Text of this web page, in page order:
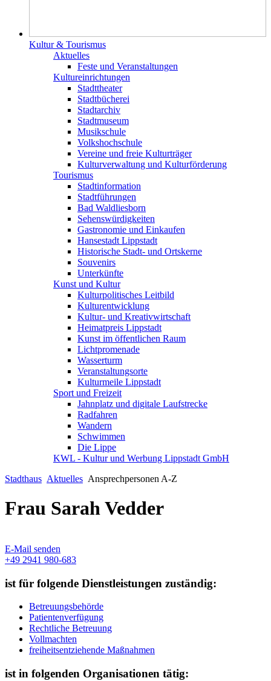
Kultur & Tourismus
Aktuelles
Feste und Veranstaltungen
Kultureinrichtungen
Stadttheater
Stadtbücherei
Stadtarchiv
Stadtmuseum
Musikschule
Volkshochschule
Vereine und freie Kulturträger
Kulturverwaltung und Kulturförderung
Tourismus
Stadtinformation
Stadtführungen
Bad Waldliesborn
Sehenswürdigkeiten
Gastronomie und Einkaufen
Hansestadt Lippstadt
Historische Stadt- und Ortskerne
Souvenirs
Unterkünfte
Kunst und Kultur
Kulturpolitisches Leitbild
Kulturentwicklung
Kultur- und Kreativwirtschaft
Heimatpreis Lippstadt
Kunst im öffentlichen Raum
Lichtpromenade
Wasserturm
Veranstaltungsorte
Kulturmeile Lippstadt
Sport und Freizeit
Jahnplatz und digitale Laufstrecke
Radfahren
Wandern
Schwimmen
Die Lippe
KWL - Kultur und Werbung Lippstadt GmbH
Stadthaus Aktuelles Ansprechpersonen A-Z
Frau Sarah Vedder
E-Mail senden
+49 2941 980-683
ist für folgende Dienstleistungen zuständig:
Betreuungsbehörde
Patientenverfügung
Rechtliche Betreuung
Vollmachten
freiheitsentziehende Maßnahmen
ist in folgenden Organisationen tätig: